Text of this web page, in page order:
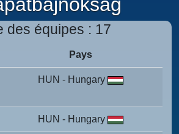
des équipes : 17
Pays
HUN - Hungary
HUN - Hungary